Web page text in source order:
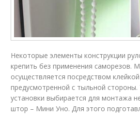
Некоторые элементы конструкции
крепить без применения саморезов.
осуществляется посредством
предусмотренной с тыльной
установки выбирается для монтажа
штор – Мини Уно. Для этого